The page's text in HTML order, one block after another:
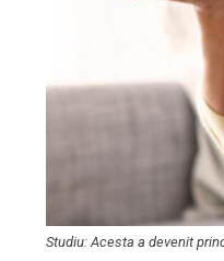
Studiu: Acesta a devenit